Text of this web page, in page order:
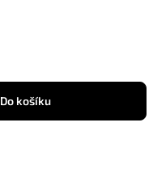
Do košíku